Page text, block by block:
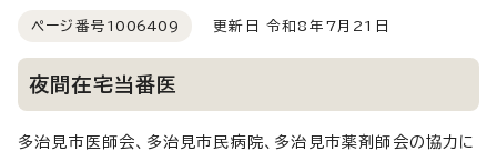
ページ番号 1006409 更新日 令和8年7月21日
夜間在宅当番医
多治見市医師会、多治見市民病院、多治見市薬剤師会の協力に